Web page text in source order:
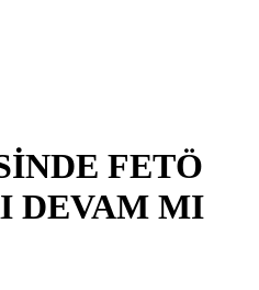
FETÖ
DEVAM MI